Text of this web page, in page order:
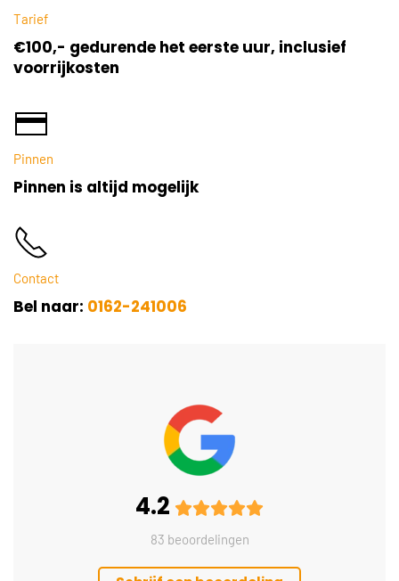
Tarief
€100,- gedurende het eerste uur, inclusief
voorrijkosten
Pinnen
Pinnen is altijd mogelijk
Contact
Bel naar: 0162-241006
4.2
83 beoordelingen